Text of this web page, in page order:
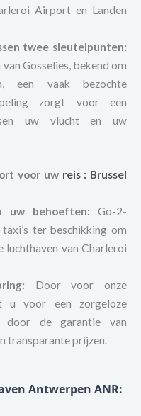
Airport en Landen
twee sleutelpunten:
Gosselies, bekend om
een vaak bezochte
zorgt voor een
uw vlucht en uw
voor uw reis: Brussel
uw behoeften: Go-2-
ter beschikking om
luchthaven van Charleroi
Door voor onze
u voor een zorgeloze
door de garantie van
transparante prijzen.
Antwerpen ANR: